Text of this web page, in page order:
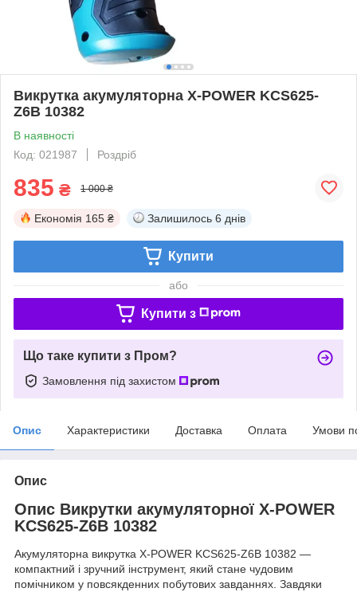
Викрутка акумуляторна X-POWER KCS625-
Z6B 10382
В наявності
Код: 021987
Роздріб
835 ₴ 1 000 ₴
Економія 165 ₴ Залишилось 6 днів
Купити
або
Купити з
Що таке купити з Пром?
Замовлення під захистом
Опис Характеристики Доставка Оплата Умови
Опис
Опис Викрутки акумуляторної X-POWER
KCS625-Z6B 10382
Акумуляторна викрутка X-POWER KCS625-Z6B 10382 —
компактний і зручний інструмент, який стане чудовим
помічником у повсякденних побутових завданнях. Завдяки